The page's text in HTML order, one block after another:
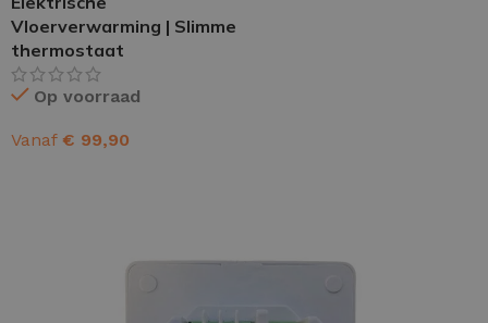
Vloerverwarming | Slimme
thermostaat
Op voorraad
Vanaf € 99,90